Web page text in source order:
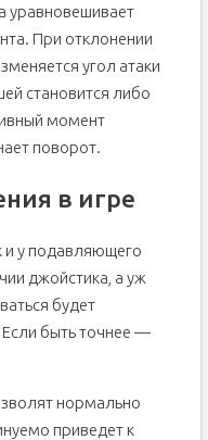
уравновешивает
При отклонении
угол атаки
становится либо
момент
поворот.
в игре
и у подавляющего
джойстика, а уж
будет
быть точнее —
нормально
приведет к